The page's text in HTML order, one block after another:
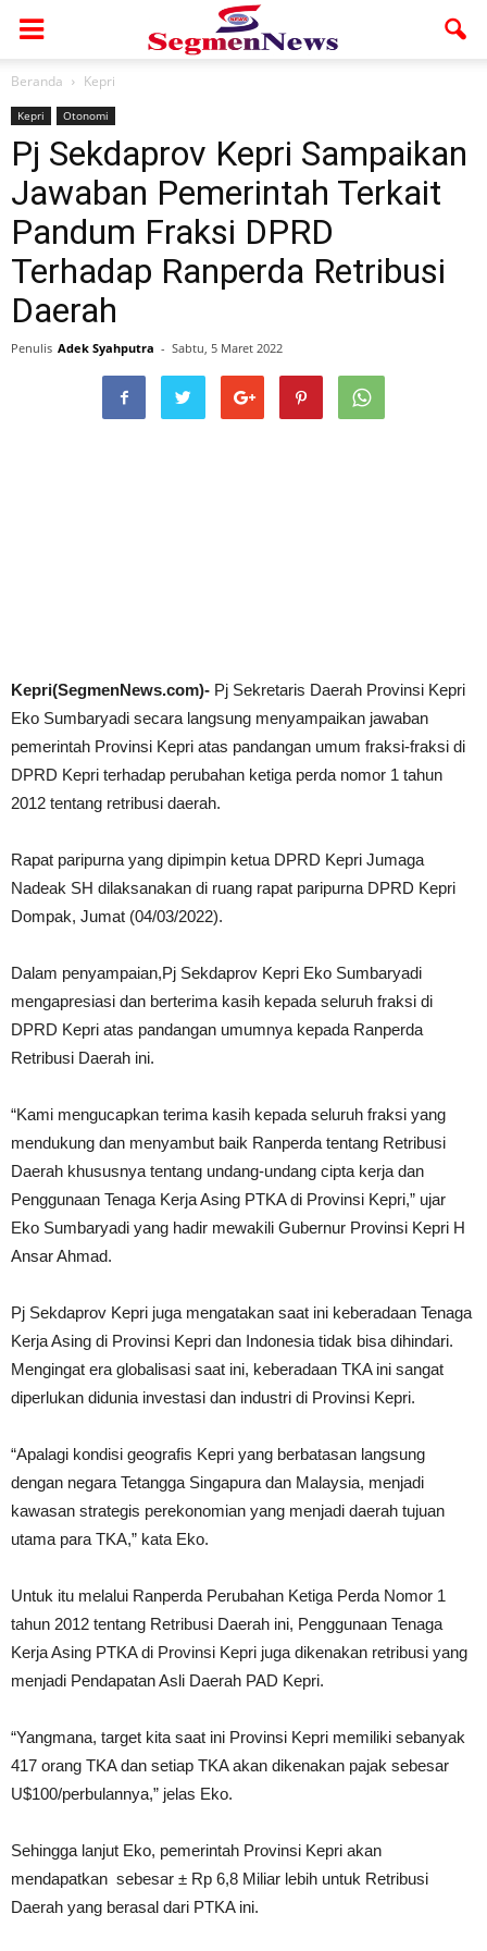
Beranda Kepri
Kepri Otonomi
Pj Sekdaprov Kepri Sampaikan
Jawaban Pemerintah Terkait
Pandum Fraksi DPRD
Terhadap Ranperda Retribusi
Daerah
Penulis Adek Syahputra - Sabtu, 5 Maret 2022
Kepri(SegmenNews.com)- Pj Sekretaris Daerah Provinsi Kepri
Eko Sumbaryadi secara langsung menyampaikan jawaban
pemerintah Provinsi Kepri atas pandangan umum fraksi-fraksi di
DPRD Kepri terhadap perubahan ketiga perda nomor 1 tahun
2012 tentang retribusi daerah.
Rapat paripurna yang dipimpin ketua DPRD Kepri Jumaga
Nadeak SH dilaksanakan di ruang rapat paripurna DPRD Kepri
Dompak, Jumat (04/03/2022).
Dalam penyampaian,Pj Sekdaprov Kepri Eko Sumbaryadi
mengapresiasi dan berterima kasih kepada seluruh fraksi di
DPRD Kepri atas pandangan umumnya kepada Ranperda
Retribusi Daerah ini.
“Kami mengucapkan terima kasih kepada seluruh fraksi yang
mendukung dan menyambut baik Ranperda tentang Retribusi
Daerah khususnya tentang undang-undang cipta kerja dan
Penggunaan Tenaga Kerja Asing PTKA di Provinsi Kepri,” ujar
Eko Sumbaryadi yang hadir mewakili Gubernur Provinsi Kepri H
Ansar Ahmad.
Pj Sekdaprov Kepri juga mengatakan saat ini keberadaan Tenaga
Kerja Asing di Provinsi Kepri dan Indonesia tidak bisa dihindari.
Mengingat era globalisasi saat ini, keberadaan TKA ini sangat
diperlukan didunia investasi dan industri di Provinsi Kepri.
“Apalagi kondisi geografis Kepri yang berbatasan langsung
dengan negara Tetangga Singapura dan Malaysia, menjadi
kawasan strategis perekonomian yang menjadi daerah tujuan
utama para TKA,” kata Eko.
Untuk itu melalui Ranperda Perubahan Ketiga Perda Nomor 1
tahun 2012 tentang Retribusi Daerah ini, Penggunaan Tenaga
Kerja Asing PTKA di Provinsi Kepri juga dikenakan retribusi yang
menjadi Pendapatan Asli Daerah PAD Kepri.
“Yangmana, target kita saat ini Provinsi Kepri memiliki sebanyak
417 orang TKA dan setiap TKA akan dikenakan pajak sebesar
U$100/perbulannya,” jelas Eko.
Sehingga lanjut Eko, pemerintah Provinsi Kepri akan
mendapatkan sebesar ± Rp 6,8 Miliar lebih untuk Retribusi
Daerah yang berasal dari PTKA ini.